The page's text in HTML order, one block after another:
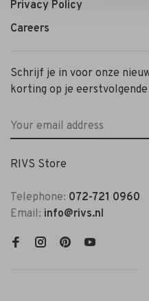
Privacy Policy
Careers
Schrijf je in voor onze
korting op je
RIVS Store
Telephone: 072-721 0960
Email: info@rivs.nl